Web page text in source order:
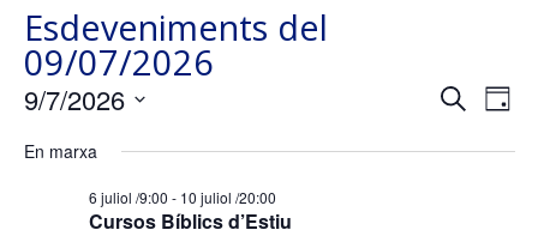
Esdeveniments del
09/07/2026
visual
i
Cerca
de
Dia
9/7/2026
una
En marxa
Cursos Bíblics d’Estiu
6 juliol /9:00 - 10 juliol /20:00